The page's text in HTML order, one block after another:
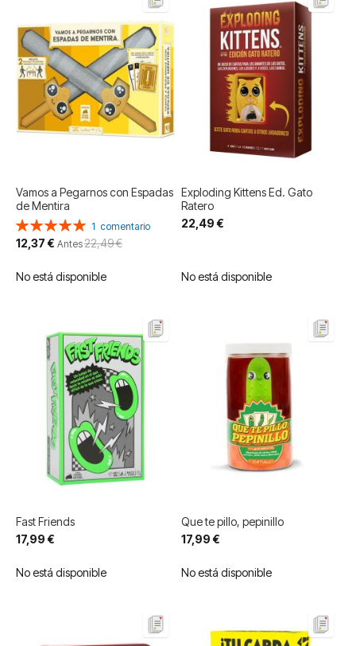
Vamos a Pegarnos con Espadas
de Mentira
Valoración:
100%
1 comentario
Precio
especial
12,37 € Antes22,49 €
No está disponible
Exploding Kittens Ed. Gato
Ratero
22,49 €
No está disponible
Fast Friends
17,99 €
No está disponible
Que te pillo, pepinillo
17,99 €
No está disponible